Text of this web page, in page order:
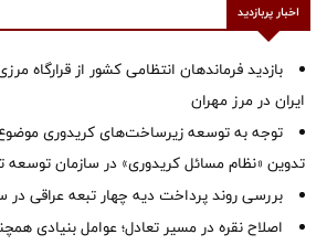
اخبار پربازدید
بازدید فرماندهان انتظامی کشور از قرارگاه
ایران در مرز مهران
توجه به توسعه زیرساخت‌های کریدوری
تدوین «نظام مسائل کریدوری» در سازمان توسعه
بررسی روند پرداخت دیه چهار تبعه عراقی در
اصلاح نقره در مسیر تعادل؛ عوامل بنیادی